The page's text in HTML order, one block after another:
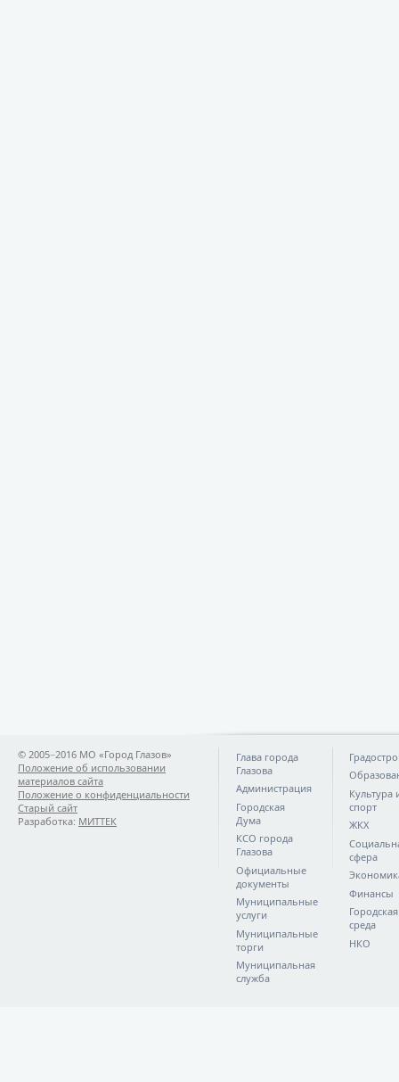
© 2005−2016 МО «Город Глазов»
Положение об использовании
материалов сайта
Положение о конфиденциальности
Старый сайт
Разработка: МИТТЕК
Глава города
Глазова
Администрация
Городская
Дума
КСО города
Глазова
Официальные
документы
Муниципальные
услуги
Муниципальные
торги
Муниципальная
служба
Культура
спорт
ЖКХ
сфера
Финансы
Городская
среда
НКО